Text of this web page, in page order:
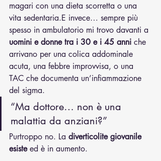
magari con una dieta scorretta o una
vita sedentaria.E invece… sempre più
spesso in ambulatorio mi trovo davanti a
uomini e donne tra i 30 e i 45 anni che
arrivano per una colica addominale
acuta, una febbre improvvisa, o una
TAC che documenta un’infiammazione
del sigma.
“Ma dottore… non è una
malattia da anziani?”
Purtroppo no. La diverticolite giovanile
esiste ed è in aumento.